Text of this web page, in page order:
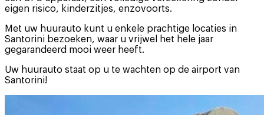
eigen risico, kinderzitjes, enzovoorts.
Met uw huurauto kunt u enkele prachtige locaties in
Santorini bezoeken, waar u vrijwel het hele jaar
gegarandeerd mooi weer heeft.
Uw huurauto staat op u te wachten op de airport van
Santorini!